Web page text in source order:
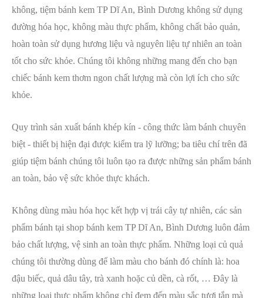
không, tiệm bánh kem TP Dĩ An, Bình Dương không sử dụng
đường hóa học, không màu thực phẩm, không chất bảo quản,
hoàn toàn sử dụng hương liệu và nguyên liệu tự nhiên an toàn
tốt cho sức khỏe. Chúng tôi không những mang đến cho bạn
chiếc bánh kem thơm ngon chất lượng mà còn lợi ích cho sức
khỏe.
Quy trình sản xuất bánh khép kín - công thức làm bánh chuyên
biệt - thiết bị hiện đại được kiểm tra lỹ lưỡng; ba tiêu chí trên đã
giúp tiệm bánh chúng tôi luôn tạo ra được những sản phẩm bánh
an toàn, bảo vệ sức khỏe thực khách.
Không dùng màu hóa học kết hợp vị trái cây tự nhiên, các sản
phẩm bánh tại shop bánh kem TP Dĩ An, Bình Dương luôn đảm
bảo chất lượng, vệ sinh an toàn thực phẩm. Những loại củ quả
chúng tôi thường dùng để làm màu cho bánh đó chính là: hoa
đậu biếc, quả dâu tây, trà xanh hoặc củ dền, cà rốt, … Đây là
những loại thực phẩm không chỉ đem đến màu sắc tươi tắn mà